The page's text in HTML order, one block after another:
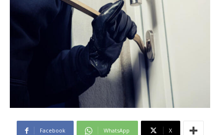
Facebook WhatsApp X